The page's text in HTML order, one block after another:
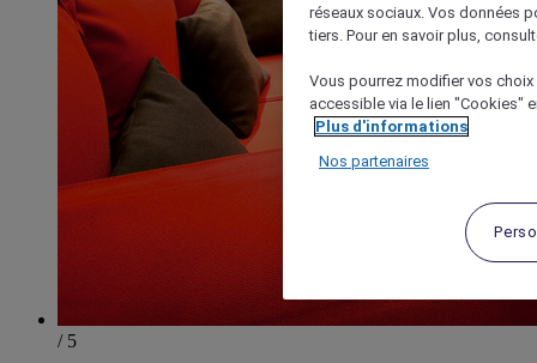
/ 5
réseaux sociaux. Vos données
tiers. Pour en savoir plus,
Vous pourrez modifier vos
accessible via le lien "Cookies"
Plus d'informations
Nos partenaires